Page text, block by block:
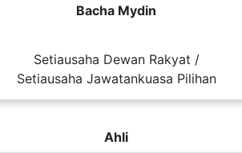
Bacha Mydin
Setiausaha Dewan Rakyat /
Setiausaha Jawatankuasa Pilihan
Ahli